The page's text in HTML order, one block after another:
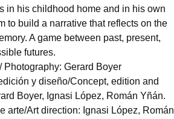
in his childhood home and in his own
to build a narrative that reflects on the
A game between past, present,
futures.
Photography: Gerard Boyer
y diseño/Concept, edition and
Boyer, Ignasi López, Román Yñán.
arte/Art direction: Ignasi López, Román